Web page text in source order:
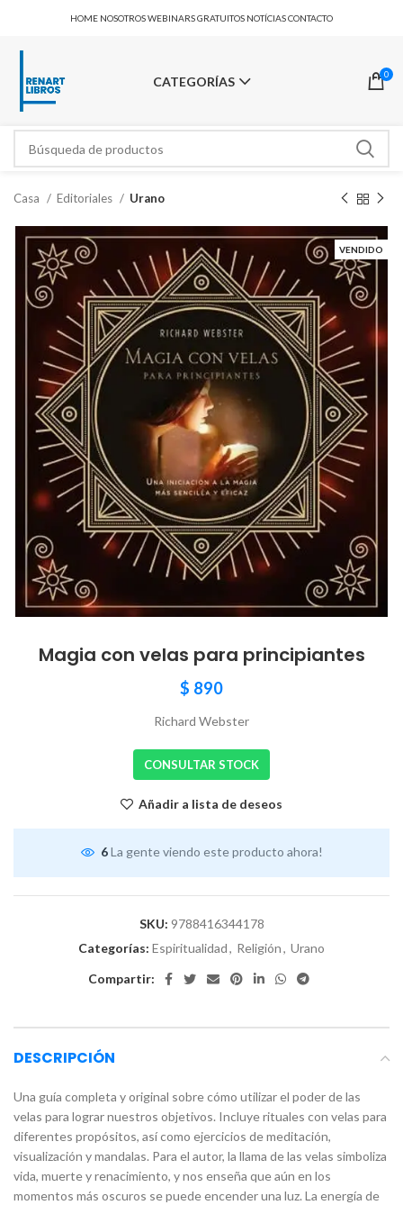
HOME NOSOTROSWEBINARS GRATUITOS NOTÍCIASCONTACTO
CATEGORÍAS 0
Casa Editoriales Urano
VENDIDO
Magia con velas para principiantes
$ 890
Richard Webster
CONSULTAR STOCK
Añadir a lista de deseos
6 La gente viendo este producto ahora!
SKU: 9788416344178
Categorías: Espiritualidad, Religión, Urano
Compartir:
DESCRIPCIÓN
Una guía completa y original sobre cómo utilizar el poder de las
velas para lograr nuestros objetivos. Incluye rituales con velas para
diferentes propósitos, así como ejercicios de meditación,
visualización y mandalas. Para el autor, la llama de las velas simboliza
vida, muerte y renacimiento, y nos enseña que aún en los
momentos más oscuros se puede encender una luz. La energía de